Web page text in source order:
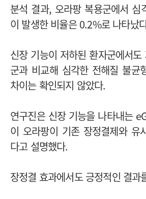
분석 결과, 오라팡 복용군에서 심
이 발생한 비율은 0.2%로 나타났
신장 기능이 저하된 환자군에서
군과 비교해 심각한 전해질 불균
차이는 확인되지 않았다.
연구진은 신장 기능을 나타내는
이 오라팡이 기존 장정결제와 유
다고 설명했다.
장정결 효과에서도 긍정적인 결과